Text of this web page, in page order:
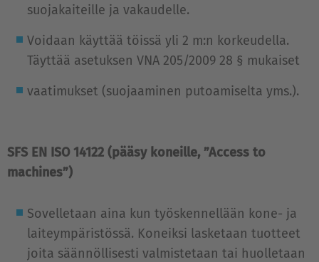
suojakaiteille ja vakaudelle.
Voidaan käyttää töissä yli 2 m:n korkeudella.
Täyttää asetuksen VNA 205/2009 28 § mukaiset
vaatimukset (suojaaminen putoamiselta yms.).
SFS EN ISO 14122 (pääsy koneille, ”Access to
machines”)
Sovelletaan aina kun työskennellään kone- ja
laiteympäristössä. Koneiksi lasketaan tuotteet
joita säännöllisesti valmistetaan tai huolletaan